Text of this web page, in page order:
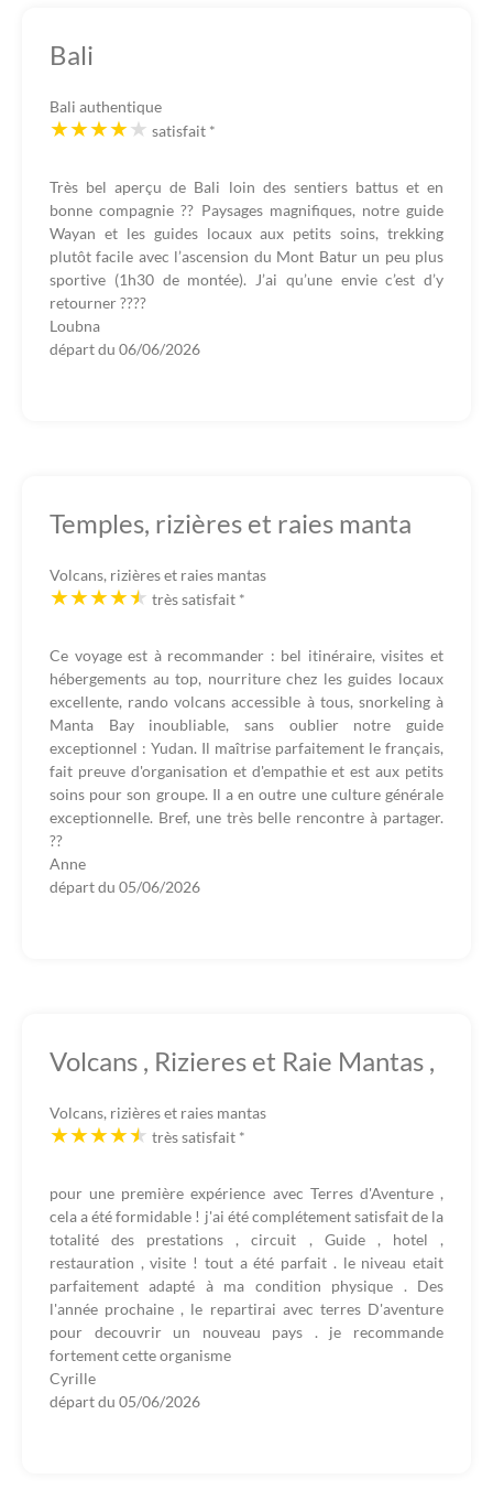
Bali
Bali authentique
satisfait *
Très bel aperçu de Bali loin des sentiers battus et en
bonne compagnie ?? Paysages magnifiques, notre guide
Wayan et les guides locaux aux petits soins, trekking
plutôt facile avec l’ascension du Mont Batur un peu plus
sportive (1h30 de montée). J’ai qu’une envie c’est d’y
retourner ????
Loubna
départ du 06/06/2026
Temples, rizières et raies manta
Volcans, rizières et raies mantas
très satisfait *
Ce voyage est à recommander : bel itinéraire, visites et
hébergements au top, nourriture chez les guides locaux
excellente, rando volcans accessible à tous, snorkeling à
Manta Bay inoubliable, sans oublier notre guide
exceptionnel : Yudan. Il maîtrise parfaitement le français,
fait preuve d'organisation et d'empathie et est aux petits
soins pour son groupe. Il a en outre une culture générale
exceptionnelle. Bref, une très belle rencontre à partager.
??
Anne
départ du 05/06/2026
Volcans , Rizieres et Raie Mantas ,
Volcans, rizières et raies mantas
très satisfait *
pour une première expérience avec Terres d'Aventure ,
cela a été formidable ! j'ai été complétement satisfait de la
totalité des prestations , circuit , Guide , hotel ,
restauration , visite ! tout a été parfait . le niveau etait
parfaitement adapté à ma condition physique . Des
l'année prochaine , le repartirai avec terres D'aventure
pour decouvrir un nouveau pays . je recommande
fortement cette organisme
Cyrille
départ du 05/06/2026